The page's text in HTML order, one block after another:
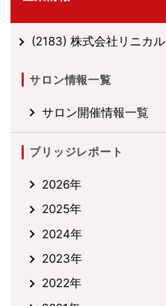
(2183) 株式会社リニカル
サロン情報一覧
サロン開催情報一覧
ブリッジレポート
2026年
2025年
2024年
2023年
2022年